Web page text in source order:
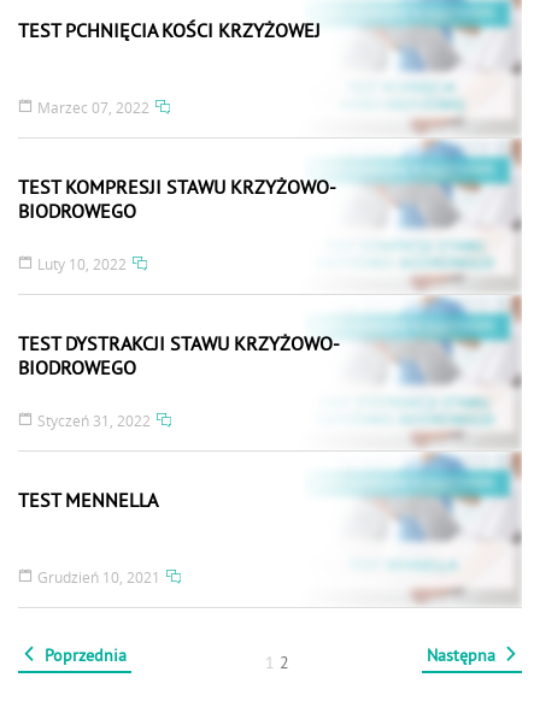
TEST PCHNIĘCIA KOŚCI KRZYŻOWEJ
Marzec 07, 2022
TEST KOMPRESJI STAWU KRZYŻOWO-
BIODROWEGO
Luty 10, 2022
TEST DYSTRAKCJI STAWU KRZYŻOWO-
BIODROWEGO
Styczeń 31, 2022
TEST MENNELLA
Grudzień 10, 2021
Poprzednia 1 2 Następna